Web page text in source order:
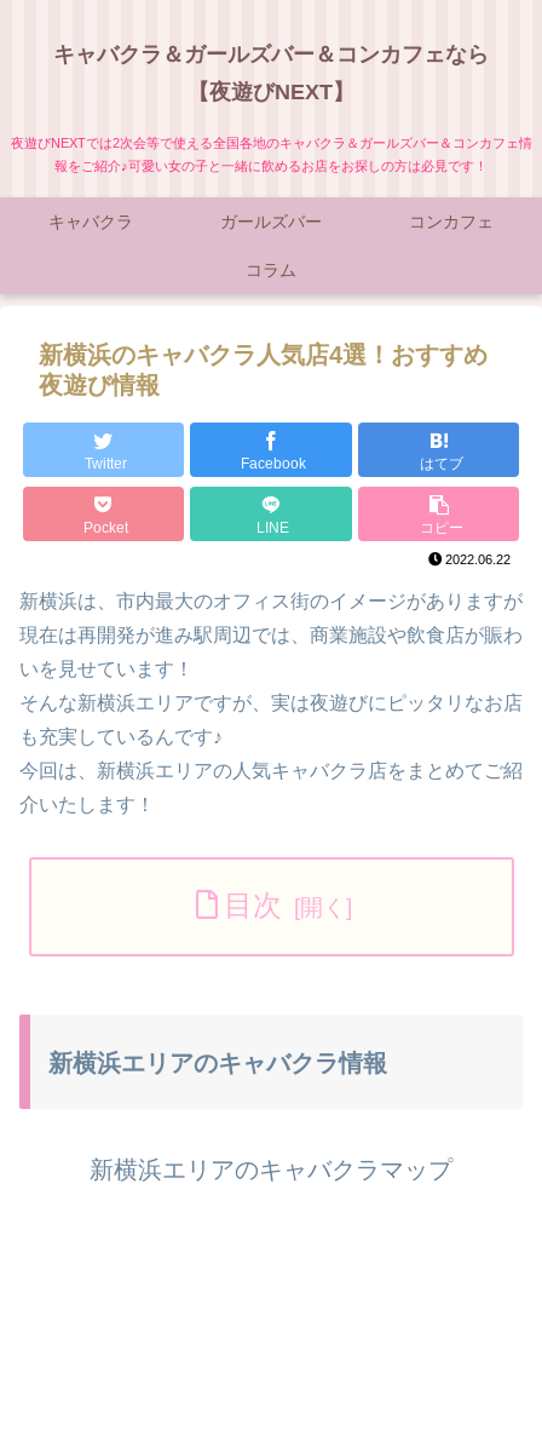
キャバクラ＆ガールズバー＆コンカフェなら
【夜遊びNEXT】
夜遊びNEXTでは2次会等で使える全国各地のキャバクラ＆ガールズバー＆コンカフェ情
報をご紹介♪可愛い女の子と一緒に飲めるお店をお探しの方は必見です！
キャバクラ ガールズバー コンカフェ
コラム
新横浜のキャバクラ人気店4選！おすすめ
夜遊び情報
Twitter Facebook はてブ
Pocket LINE コピー
2022.06.22
新横浜は、市内最大のオフィス街のイメージがありますが
現在は再開発が進み駅周辺では、商業施設や飲食店が賑わ
いを見せています！
そんな新横浜エリアですが、実は夜遊びにピッタリなお店
も充実しているんです♪
今回は、新横浜エリアの人気キャバクラ店をまとめてご紹
介いたします！
目次
新横浜エリアのキャバクラ情報
新横浜エリアのキャバクラマップ